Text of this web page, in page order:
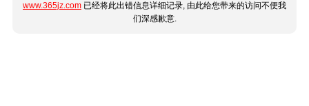
www.365jz.com 已经将此出错信息详细记录, 由此给您带来的访问不便我
们深感歉意.